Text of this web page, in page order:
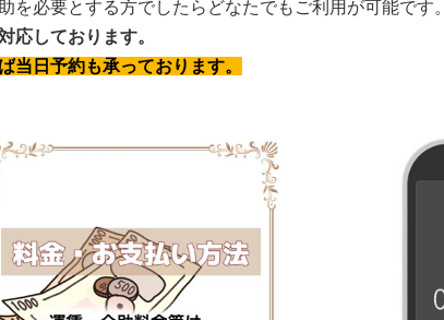
必要とする方でしたらどなたでもご利用が可能です。
応しております。
当日予約も承っております。